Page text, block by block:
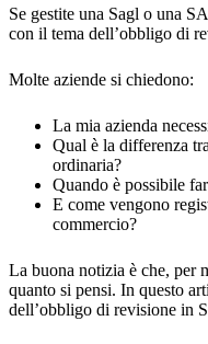
Se gestite una Sagl o una
con il tema dell’obbligo di
Molte aziende si chiedono:
La mia azienda
Qual è la differenza
ordinaria?
Quando è possibile
E come vengono
commercio?
La buona notizia è che, per
quanto si pensi. In questo
dell’obbligo di revisione in